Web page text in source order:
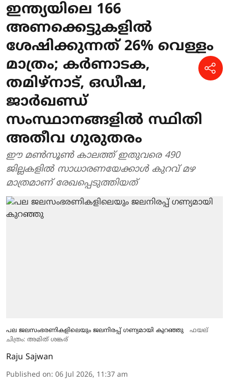
ഇന്ത്യയിലെ 166
അണക്കെട്ടുകളിൽ
ശേഷിക്കുന്നത് 26% വെള്ളം
മാത്രം; കർണാടക,
തമിഴ്‌നാട്, ഒഡീഷ,
ജാർഖണ്ഡ്
സംസ്ഥാനങ്ങളിൽ സ്ഥിതി
അതീവ ഗുരുതരം
ഈ മൺസൂൺ കാലത്ത് ഇതുവരെ 490
ജില്ലകളിൽ സാധാരണയേക്കാൾ കുറവ് മഴ
മാത്രമാണ് രേഖപ്പെടുത്തിയത്
പല ജലസംഭരണികളിലെയും ജലനിരപ്പ് ഗണ്യമായി കുറഞ്ഞു
ഫയല്
ചിത്രം: അമിത് ശങ്കര്
Raju Sajwan
Published on: 06 Jul 2026, 11:37 am